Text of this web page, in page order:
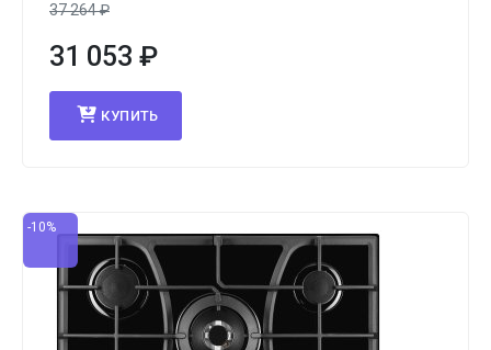
37 264₽
31 053 ₽
КУПИТЬ
-10%